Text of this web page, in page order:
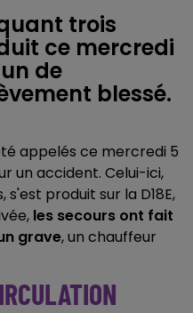
trois
ce mercredi
de
blessé.
appelés ce mercredi 5
un accident. Celui-ici,
produit sur la D18E,
les secours ont fait
grave, un chauffeur